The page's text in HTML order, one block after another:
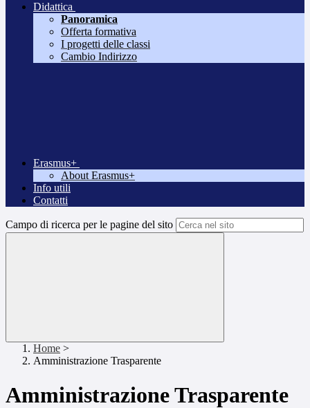
Didattica
Panoramica
Offerta formativa
I progetti delle classi
Cambio Indirizzo
Erasmus+
About Erasmus+
Info utili
Contatti
Campo di ricerca per le pagine del sito
Home >
Amministrazione Trasparente
Amministrazione Trasparente